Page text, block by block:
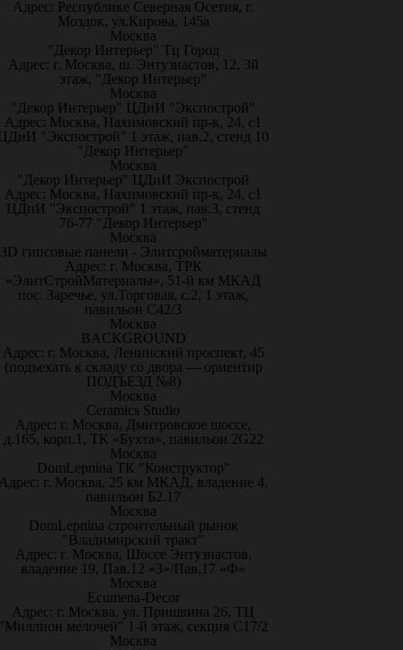
Адрес: Республике Северная Осетия, г.
Моздок, ул.Кирова, 145а
Москва
"Декор Интерьер" Тц Город
Адрес: г. Москва, ш. Энтузиастов, 12, 3й
этаж, "Декор Интерьер"
Москва
"Декор Интерьер" ЦДиИ "Экспострой"
Адрес: Москва, Нахимовский пр-к, 24, с1
"Экспострой" 1 этаж, пав.2, стенд 10
"Декор Интерьер"
Москва
"Декор Интерьер" ЦДиИ Экспострой
Адрес: Москва, Нахимовский пр-к, 24, с1
ЦДиИ "Экспострой" 1 этаж, пав.3, стенд
76-77 "Декор Интерьер"
Москва
3D гипсовые панели - Элитсройматериалы
Адрес: г. Москва, ТРК
«ЭлитСтройМатериалы», 51-й км МКАД
пос. Заречье, ул.Торговая, с.2, 1 этаж,
павильон С42/3
Москва
BACKGROUND
Адрес: г. Москва, Ленинский проспект, 45
(подъехать к складу со двора — ориентир
ПОДЪЕЗД №8)
Москва
Ceramics Studio
Адрес: г. Москва, Дмитровское шоссе,
д.165, корп.1, ТК «Бухта», павильон 2G22
Москва
DomLepnina ТК "Конструктор"
г. Москва, 25 км МКАД, владение 4,
павильон Б2.17
Москва
DomLepnina строительный рынок
"Владимирский тракт"
Адрес: г. Москва, Шоссе Энтузиастов,
владение 19, Пав.12 «З»/Пав.17 «Ф»
Москва
Ecumena-Decor
Адрес: г. Москва, ул. Пришвина 26, ТЦ
мелочей" 1-й этаж, секция С17/2
Москва